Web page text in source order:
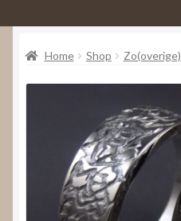
Home
Nieuws
Home Shop Zo(overige)